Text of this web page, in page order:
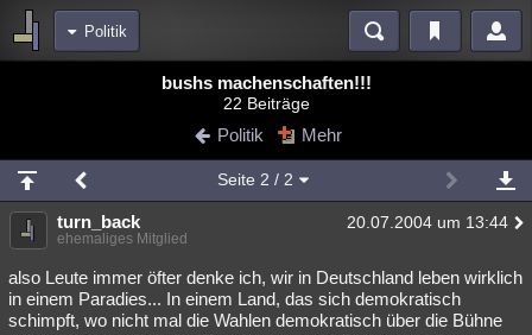
Politik
Blogs
Chat Wiki Neuigkeiten
meine Rubriken
Menschen Wissenschaft Mystery Kriminalfälle
Spiritualität Verschwörungen Technologie Ufologie
Natur Umfragen Unterhaltung
bushs machenschaften!!!
22 Beiträge
Politik Mehr
Seite 2 / 2
turn_back 20.07.2004 um 13:44
ehemaliges Mitglied
also Leute immer öfter denke ich, wir in Deutschland leben wirklich
in einem Paradies... In einem Land, das sich demokratisch
schimpft, wo nicht mal die Wahlen demokratisch über die Bühne